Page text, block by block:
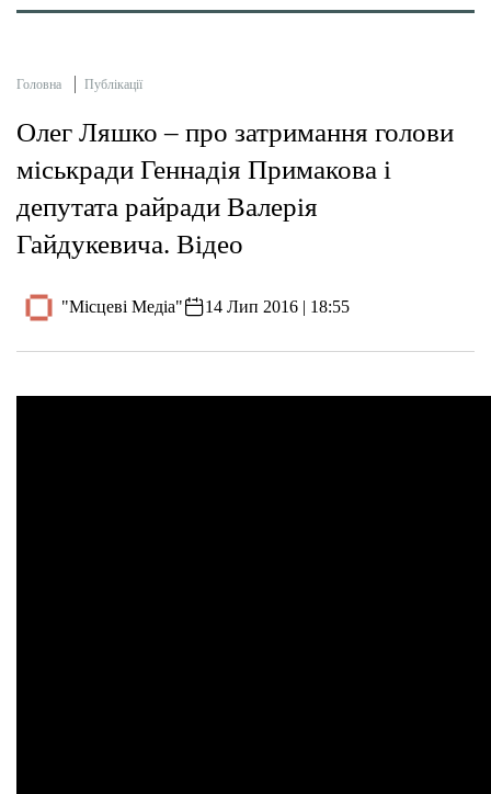
Головна Публікації
Олег Ляшко – про затримання голови
міськради Геннадія Примакова і
депутата райради Валерія
Гайдукевича. Відео
"Місцеві Медіа" 14 Лип 2016 | 18:55